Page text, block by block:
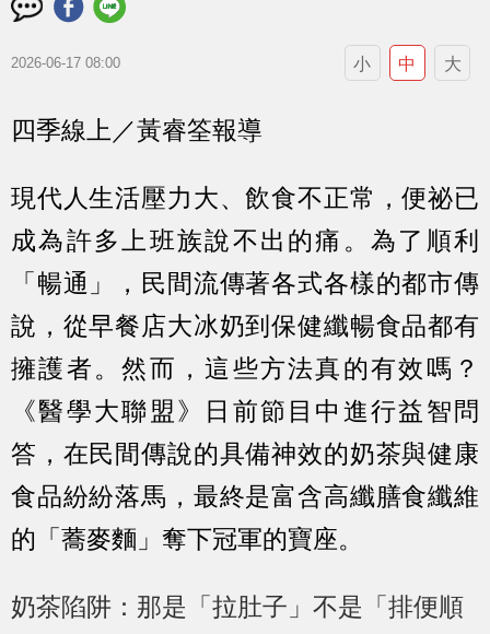
2026-06-17 08:00 小 中 大
四季線上／黃睿筌報導
現代人生活壓力大、飲食不正常，便祕已
成為許多上班族說不出的痛。為了順利
「暢通」，民間流傳著各式各樣的都市傳
說，從早餐店大冰奶到保健纖暢食品都有
擁護者。然而，這些方法真的有效嗎？
《醫學大聯盟》日前節目中進行益智問
答，在民間傳說的具備神效的奶茶與健康
食品紛紛落馬，最終是富含高纖膳食纖維
的「蕎麥麵」奪下冠軍的寶座。
奶茶陷阱：那是「拉肚子」不是「排便順